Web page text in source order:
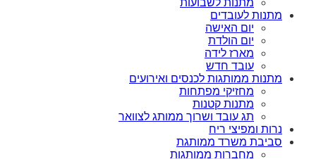
מתנות לשבועות
מתנות לעובדים
יום האישה
יום הולדת
מארז לידה
עובד חדש
מתנות ממותגות לכנסים ואירועים
מחזיקי מפתחות
מתנות קטנות
תג עובד ושרוך ממותג לצוואר
נרות ומפיצי ריח
סביבת משרד ממותגת
מחברות ממותגות